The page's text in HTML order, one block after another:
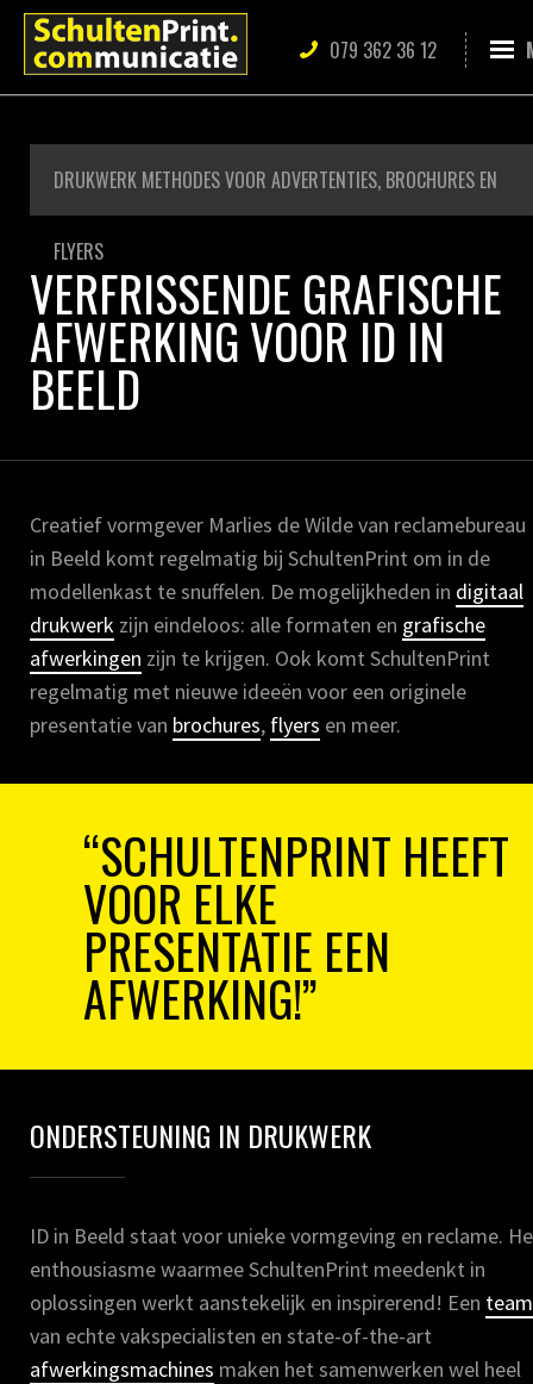
079 362 36 12
DRUKWERK METHODES VOOR ADVERTENTIES, BROCHURES EN
FLYERS
VERFRISSENDE GRAFISCHE
AFWERKING VOOR ID IN
BEELD
Creatief vormgever Marlies de Wilde van reclamebureau
in Beeld komt regelmatig bij SchultenPrint om in de
modellenkast te snuffelen. De mogelijkheden in digitaal
drukwerk zijn eindeloos: alle formaten en grafische
afwerkingen zijn te krijgen. Ook komt SchultenPrint
regelmatig met nieuwe ideeën voor een originele
presentatie van brochures, flyers en meer.
“SCHULTENPRINT HEEFT
VOOR ELKE
PRESENTATIE EEN
AFWERKING!”
ONDERSTEUNING IN DRUKWERK
ID in Beeld staat voor unieke vormgeving en reclame.
enthousiasme waarmee SchultenPrint meedenkt in
oplossingen werkt aanstekelijk en inspirerend! Een team
van echte vakspecialisten en state-of-the-art
afwerkingsmachines maken het samenwerken wel heel